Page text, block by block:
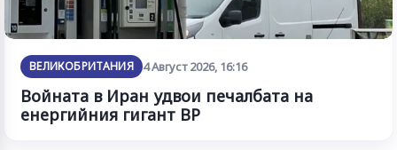
ВЕЛИКОБРИТАНИЯ 4 Август 2026, 16:16
Войната в Иран удвои печалбата на
енергийния гигант BP